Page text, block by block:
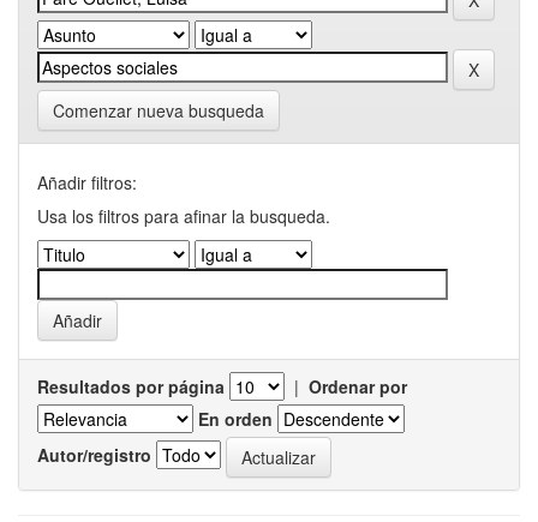
Comenzar nueva busqueda
Añadir filtros:
Usa los filtros para afinar la busqueda.
Resultados por página | Ordenar por
En orden
Autor/registro